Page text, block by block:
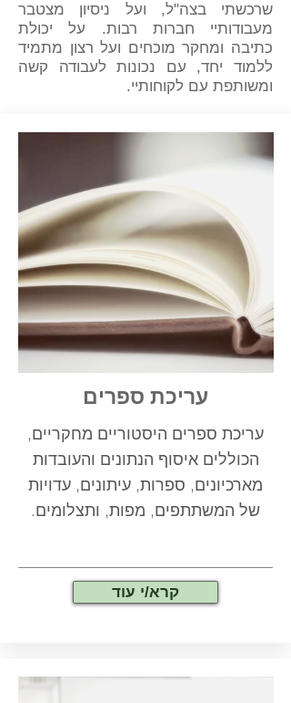
עריכת ספרים
עריכת ספרים היסטוריים מחקריים,
הכוללים איסוף הנתונים והעובדות
מארכיונים, ספרות, עיתונים, עדויות
של המשתתפים, מפות, ותצלומים.
קרא/י עוד
שרכשתי בצה"ל, ועל ניסיון מצטבר
מעבודותיי חברות רבות. על יכולת
כתיבה ומחקר מוכחים ועל רצון מתמיד
ללמוד יחד, עם נכונות לעבודה קשה
ומשותפת עם לקוחותיי.